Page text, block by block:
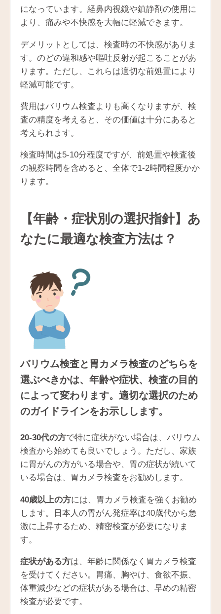
になっています。経鼻内視鏡や鎮静剤の使用に
より、痛みや不快感を大幅に軽減できます。
デメリットとしては、検査時の不快感がありま
す。のどの違和感や嘔吐反射が起こることがあ
ります。ただし、これらは適切な前処置により
軽減可能です。
費用はバリウム検査よりも高くなりますが、検
査の精度を考えると、その価値は十分にあると
考えられます。
検査時間は5-10分程度ですが、前処置や検査後
の観察時間を含めると、全体で1-2時間程度かか
ります。
【年齢・症状別の選択指針】あ
なたに最適な検査方法は？
バリウム検査と胃カメラ検査のどちらを
選ぶべきかは、年齢や症状、検査の目的
によって変わります。適切な選択のため
のガイドラインをお示しします。
20-30代の方で特に症状がない場合は、バリウム
検査から始めても良いでしょう。ただし、家族
に胃がんの方がいる場合や、胃の症状が続いて
いる場合は、胃カメラ検査をお勧めします。
40歳以上の方には、胃カメラ検査を強くお勧め
します。日本人の胃がん発症率は40歳代から急
激に上昇するため、精密検査が必要になりま
す。
症状がある方は、年齢に関係なく胃カメラ検査
を受けてください。胃痛、胸やけ、食欲不振、
体重減少などの症状がある場合は、早めの精密
検査が必要です。